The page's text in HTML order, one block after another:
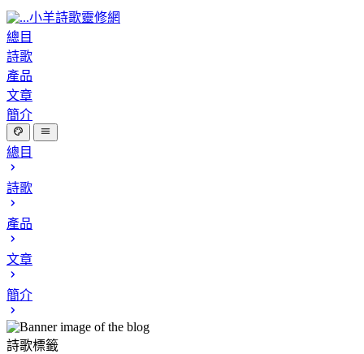
小羊詩歌靈修網
總目
詩歌
產品
文章
簡介
總目
詩歌
產品
文章
簡介
詩歌標籤